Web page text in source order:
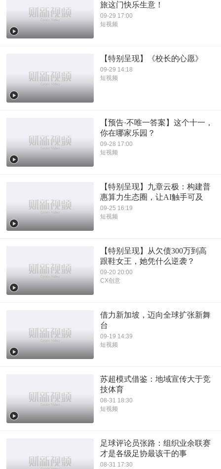
旅这门快乐生意！
09-29 17:00
短视频
【特别呈现】《校长的心愿》
09-29 14:18
短视频
【预告·不唯一答案】这个十一，
你在哪家乐园？
09-28 17:00
短视频
【特别呈现】九章云极：构建普
惠算力生态圈，让AI触手可及
09-25 16:19
短视频
【特别呈现】从欠债300万到高
跟鞋女王，她凭什么逆袭？
09-20 20:00
CX创意
借力新加坡，迈向全球扩张新舞
台
09-19 14:39
短视频
苏超模式借鉴：地域宣传大于竞
技体育
08-31 18:30
短视频
足球评论员张路：组织业余联赛
才是各级足协最该干的事
08-31 17:30